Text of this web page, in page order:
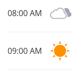
08:00 AM
09:00 AM